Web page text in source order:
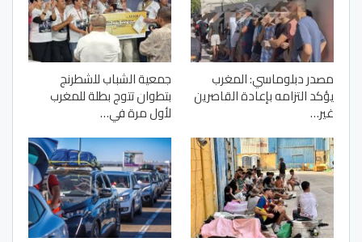
مصدر دبلوماسي: المغرب
يؤكد التزامه بإعادة القاصرين
غير…
جمعية الشباب للشطرنج
بتطوان تتوج بطلة للمغرب
لأول مرة في…